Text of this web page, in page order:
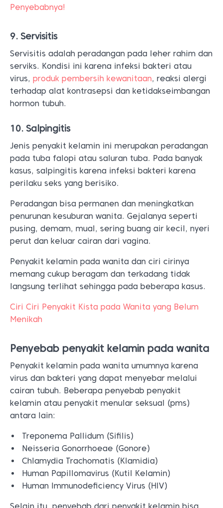
Penyebabnya!
9. Servisitis
Servisitis adalah peradangan pada leher rahim dan
serviks. Kondisi ini karena infeksi bakteri atau
virus, produk pembersih kewanitaan, reaksi alergi
terhadap alat kontrasepsi dan ketidakseimbangan
hormon tubuh.
10. Salpingitis
Jenis penyakit kelamin ini merupakan peradangan
pada tuba falopi atau saluran tuba. Pada banyak
kasus, salpingitis karena infeksi bakteri karena
perilaku seks yang berisiko.
Peradangan bisa permanen dan meningkatkan
penurunan kesuburan wanita. Gejalanya seperti
pusing, demam, mual, sering buang air kecil, nyeri
perut dan keluar cairan dari vagina.
Penyakit kelamin pada wanita dan ciri cirinya
memang cukup beragam dan terkadang tidak
langsung terlihat sehingga pada beberapa kasus.
Ciri Ciri Penyakit Kista pada Wanita yang Belum
Menikah
Penyebab penyakit kelamin pada wanita
Penyakit kelamin pada wanita umumnya karena
virus dan bakteri yang dapat menyebar melalui
cairan tubuh. Beberapa penyebab penyakit
kelamin atau penyakit menular seksual (pms)
antara lain:
Treponema Pallidum (Sifilis)
Neisseria Gonorrhoeae (Gonore)
Chlamydia Trachomatis (Klamidia)
Human Papillomavirus (Kutil Kelamin)
Human Immunodeficiency Virus (HIV)